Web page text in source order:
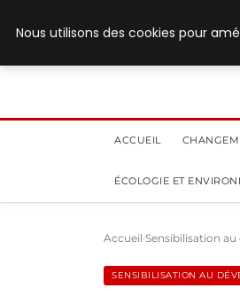
ACCUEIL
ÉCOLOGIE ET
Accueil Sensibilisation
SENSIBILISATION AU
Nous utilisons des cookies pour